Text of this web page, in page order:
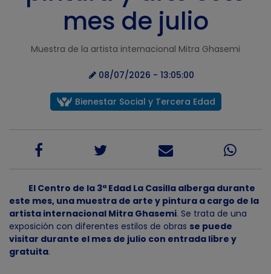
mes de julio
Muestra de la artista internacional Mitra Ghasemi
08/07/2026 - 13:05:00
Bienestar Social y Tercera Edad
El Centro de la 3ª Edad La Casilla alberga durante
este mes, una muestra de arte y pintura a cargo de la
artista internacional Mitra Ghasemi. Se trata de una
exposición con diferentes estilos de obras se puede
visitar durante el mes de julio con entrada libre y
gratuita.